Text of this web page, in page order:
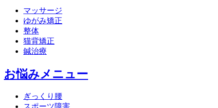
マッサージ
ゆがみ矯正
整体
猫背矯正
鍼治療
お悩みメニュー
ぎっくり腰
スポーツ障害